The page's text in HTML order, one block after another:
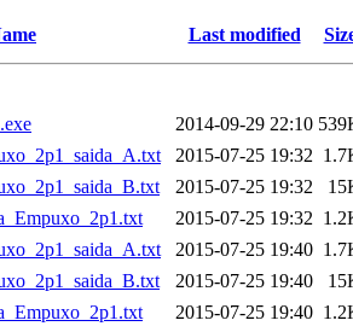
Last modified
2014-09-29 22:10
2015-07-25 19:32
2015-07-25 19:32
2015-07-25 19:32
2015-07-25 19:40
2015-07-25 19:40
2015-07-25 19:40